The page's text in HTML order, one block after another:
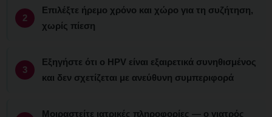
Επιλέξτε ήρεμο χρόνο και χώρο για τη συζήτηση,
χωρίς πίεση
Εξηγήστε ότι ο HPV είναι εξαιρετικά συνηθισμένος
και δεν σχετίζεται με ανεύθυνη συμπεριφορά
Μοιραστείτε ιατρικές πληροφορίες — ο γιατρός